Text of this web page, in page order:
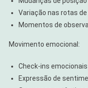
Variação nas rotas
Momentos de
Movimento emocional:
Check-ins
Expressão de